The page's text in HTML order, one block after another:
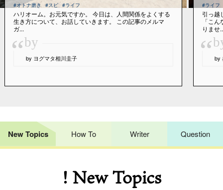
#オトナ磨き #スピ #ライフ
ハリオーム。お元気ですか。 今日は、人間関係をよくする
生き方について、お話していきます。 この記事のメルマ
ガ...
“by
by ヨグマタ相川圭子
#ライフ
引っ越
「こ
りませ
“ by
New Topics How To Writer Question
! New Topics